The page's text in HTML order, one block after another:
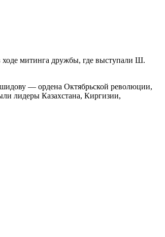
ходе митинга дружбы, где выступали Ш.
— ордена Октябрьской революции,
лидеры Казахстана, Киргизии,